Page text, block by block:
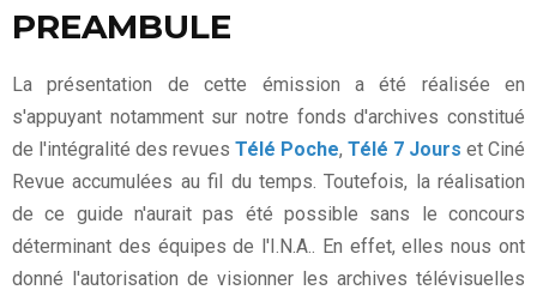
PREAMBULE
La présentation de cette émission a été réalisée en
s'appuyant notamment sur notre fonds d'archives constitué
de l'intégralité des revues Télé Poche, Télé 7 Jours et Ciné
Revue accumulées au fil du temps. Toutefois, la réalisation
de ce guide n'aurait pas été possible sans le concours
déterminant des équipes de l'I.N.A.. En effet, elles nous ont
donné l'autorisation de visionner les archives télévisuelles